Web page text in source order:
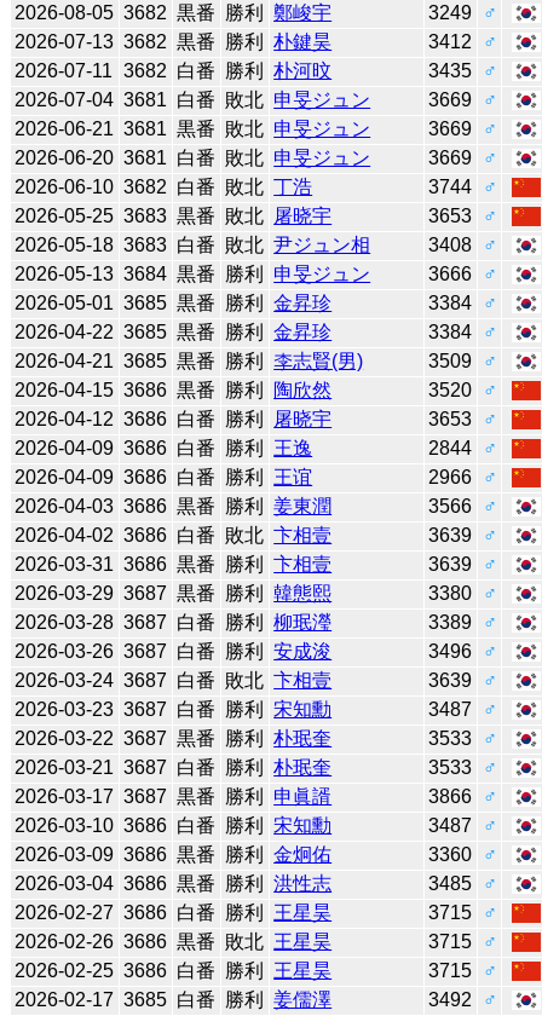
2026-08-05 3682 黒番 勝利 鄭峻宇 3249
♂
2026-07-13 3682 黒番 勝利 朴鍵昊 3412
♂
2026-07-11 3682 白番 勝利 朴河旼 3435
♂
2026-07-04 3681 白番 敗北 申旻ジュン 3669
♂
2026-06-21 3681 黒番 敗北 申旻ジュン 3669
♂
2026-06-20 3681 白番 敗北 申旻ジュン 3669
♂
2026-06-10 3682 白番 敗北 丁浩 3744
♂
2026-05-25 3683 黒番 敗北 屠晓宇 3653
♂
2026-05-18 3683 白番 敗北 尹ジュン相 3408
♂
2026-05-13 3684 黒番 勝利 申旻ジュン 3666
♂
2026-05-01 3685 黒番 勝利 金昇珍 3384
♂
2026-04-22 3685 黒番 勝利 金昇珍 3384
♂
2026-04-21 3685 黒番 勝利 李志賢(男) 3509
♂
2026-04-15 3686 黒番 勝利 陶欣然 3520
♂
2026-04-12 3686 白番 勝利 屠晓宇 3653
♂
2026-04-09 3686 白番 勝利 王逸 2844
♂
2026-04-09 3686 白番 勝利 王谊 2966
♂
2026-04-03 3686 黒番 勝利 姜東潤 3566
♂
2026-04-02 3686 白番 敗北 卞相壹 3639
♂
2026-03-31 3686 黒番 勝利 卞相壹 3639
♂
2026-03-29 3687 黒番 勝利 韓態熙 3380
♂
2026-03-28 3687 白番 勝利 柳珉瀅 3389
♂
2026-03-26 3687 白番 勝利 安成浚 3496
♂
2026-03-24 3687 白番 敗北 卞相壹 3639
♂
2026-03-23 3687 白番 勝利 宋知勳 3487
♂
2026-03-22 3687 黒番 勝利 朴珉奎 3533
♂
2026-03-21 3687 白番 勝利 朴珉奎 3533
♂
2026-03-17 3687 黒番 勝利 申眞諝 3866
♂
2026-03-10 3686 白番 勝利 宋知勳 3487
♂
2026-03-09 3686 黒番 勝利 金炯佑 3360
♂
2026-03-04 3686 黒番 勝利 洪性志 3485
♂
2026-02-27 3686 白番 勝利 王星昊 3715
♂
2026-02-26 3686 黒番 敗北 王星昊 3715
♂
2026-02-25 3686 白番 勝利 王星昊 3715
♂
2026-02-17 3685 白番 勝利 姜儒澤 3492
♂